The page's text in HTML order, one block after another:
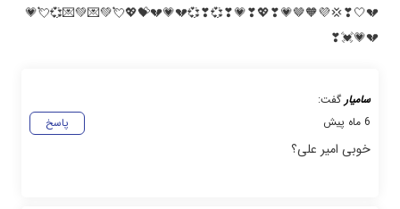
💔🤍❣💢💜🧡🤎💗❣💖❣💗❣💞❣💞💔💗💔💝💖💘💚💌💚💌💞💘💗
💔💗💓❣
سامیار گفت:
پاسخ
6 ماه پیش
خوبی امیر علی؟